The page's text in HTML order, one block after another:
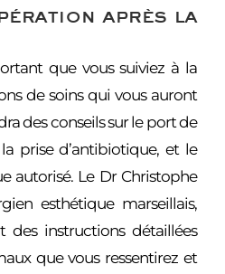
après la
que vous suiviez à la
de soins qui vous auront
des conseils sur le port de
prise d’antibiotique, et le
autorisé. Le Dr Christophe
esthétique marseillais,
des instructions détaillées
que vous ressentirez et